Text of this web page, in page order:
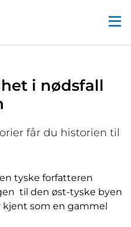
i nødsfall
får du historien til
tyske forfatteren
til den øst-tyske byen
som en gammel